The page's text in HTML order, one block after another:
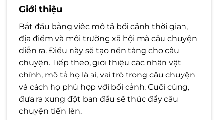
Giới thiệu
Bắt đầu bằng việc mô tả bối cảnh thời gian,
địa điểm và môi trường xã hội mà câu chuyện
diễn ra. Điều này sẽ tạo nền tảng cho câu
chuyện. Tiếp theo, giới thiệu các nhân vật
chính, mô tả họ là ai, vai trò trong câu chuyện
và cách họ phù hợp với bối cảnh. Cuối cùng,
đưa ra xung đột ban đầu sẽ thúc đẩy câu
chuyện tiến lên.